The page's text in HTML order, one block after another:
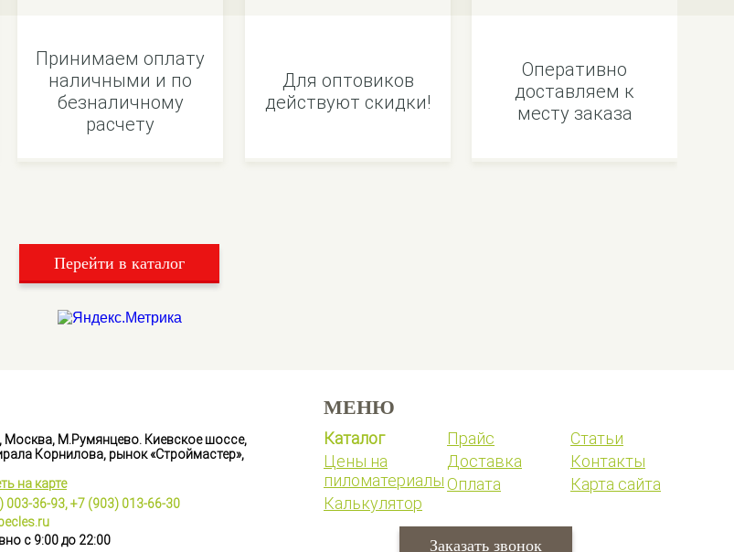
Принимаем оплату
наличными и по
безналичному
расчету
Для оптовиков
действуют скидки!
Оперативно
доставляем к
месту заказа
Перейти в каталог
Москва, М.Румянцево. Киевское шоссе,
Корнилова, рынок «Строймастер»,
на карте
003-36-93,+7 (903) 013-66-30
с 9:00 до 22:00
МЕНЮ
Каталог
Цены на
пиломатериалы
Калькулятор
Прайс
Доставка
Оплата
Статьи
Контакты
Карта сайта
Заказать звонок